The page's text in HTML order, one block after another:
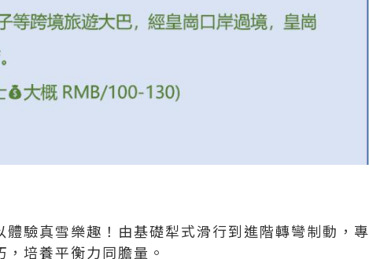
體驗真雪樂趣！由基礎犁式滑行到進階轉彎制動，專
培養平衡力同膽量。